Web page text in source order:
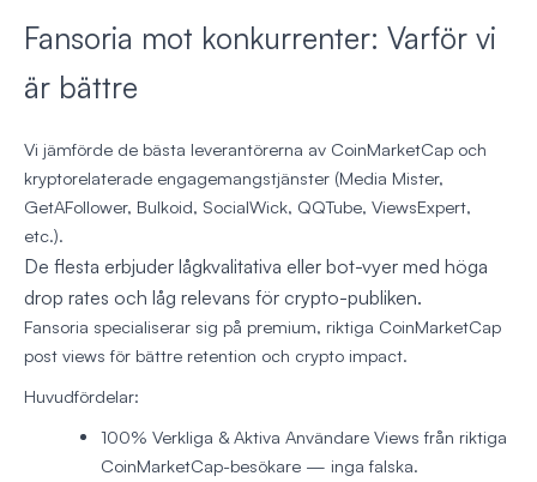
Fansoria mot konkurrenter: Varför vi
är bättre
Vi jämförde de bästa leverantörerna av CoinMarketCap och
kryptorelaterade engagemangstjänster (Media Mister,
GetAFollower, Bulkoid, SocialWick, QQTube, ViewsExpert,
etc.).
De flesta erbjuder lågkvalitativa eller bot-vyer med höga
drop rates och låg relevans för crypto-publiken.
Fansoria specialiserar sig på premium, riktiga CoinMarketCap
post views för bättre retention och crypto impact.
Huvudfördelar:
100% Verkliga & Aktiva AnvändareViews från riktiga
CoinMarketCap-besökare — inga falska.